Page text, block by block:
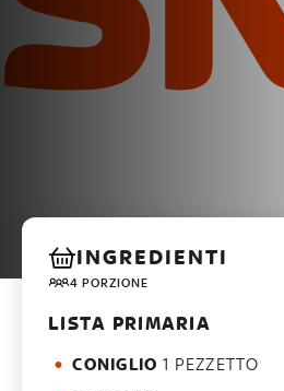
INGREDIENTI
4 PORZIONE
LISTA PRIMARIA
CONIGLIO 1 PEZZETTO